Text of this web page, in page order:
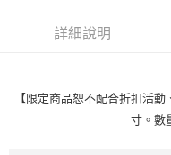
詳細說明
【限定商品恕不配合折扣活
寸。數